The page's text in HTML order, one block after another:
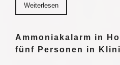
Weiterlesen
Ammoniakalarm in
fünf Personen in